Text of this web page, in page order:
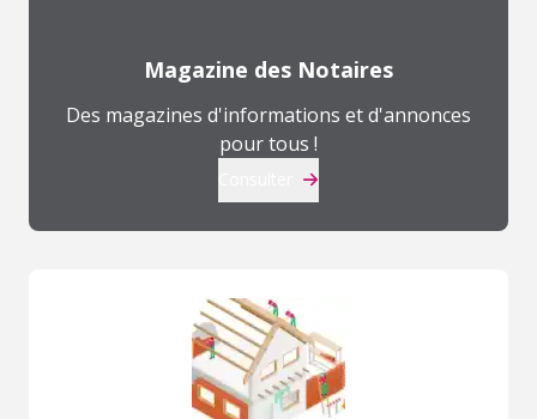
Magazine des Notaires
Des magazines d'informations et d'annonces
pour tous !